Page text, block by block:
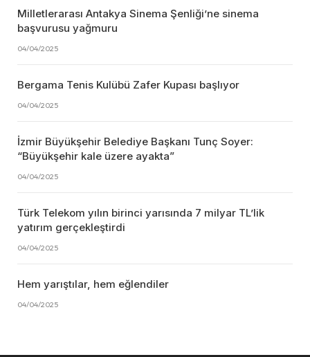
Milletlerarası Antakya Sinema Şenliği’ne sinema
başvurusu yağmuru
04/04/2025
Bergama Tenis Kulübü Zafer Kupası başlıyor
04/04/2025
İzmir Büyükşehir Belediye Başkanı Tunç Soyer:
“Büyükşehir kale üzere ayakta”
04/04/2025
Türk Telekom yılın birinci yarısında 7 milyar TL’lik
yatırım gerçekleştirdi
04/04/2025
Hem yarıştılar, hem eğlendiler
04/04/2025